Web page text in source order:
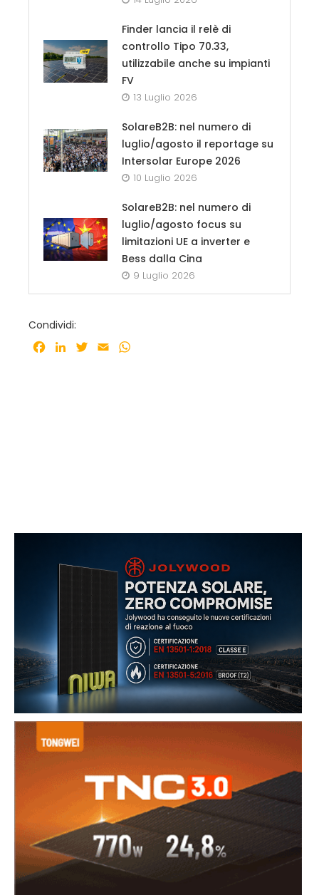
Finder lancia il relè di
controllo Tipo 70.33,
utilizzabile anche su impianti
FV
13 Luglio 2026
SolareB2B: nel numero di
luglio/agosto il reportage su
Intersolar Europe 2026
10 Luglio 2026
SolareB2B: nel numero di
luglio/agosto focus su
limitazioni UE a inverter e
Bess dalla Cina
9 Luglio 2026
Condividi:
Facebook
LinkedInTwitter
Email